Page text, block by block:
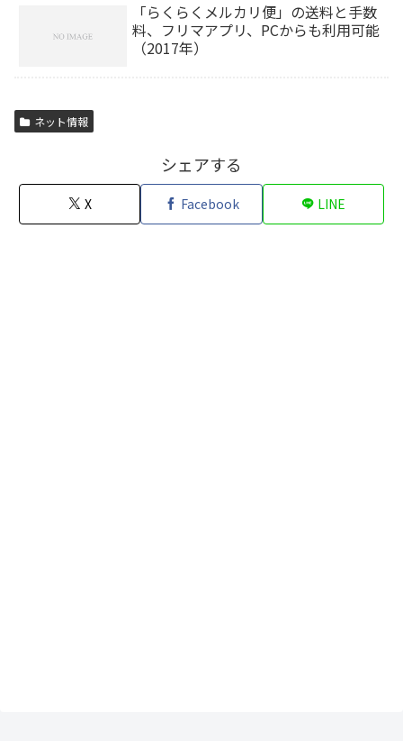
「らくらくメルカリ便」の送料と手数
料、フリマアプリ、PCからも利用可能
（2017年）
ネット情報
シェアする
X Facebook LINE